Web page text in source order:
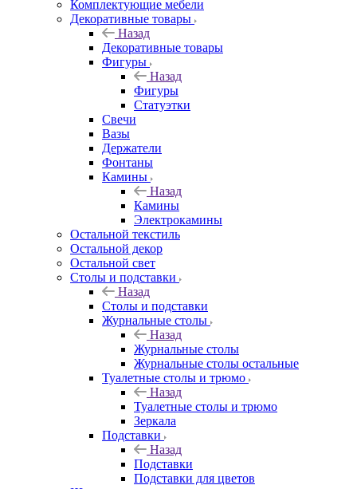
Комплектующие мебели
Декоративные товары
Назад
Декоративные товары
Фигуры
Назад
Фигуры
Статуэтки
Свечи
Вазы
Держатели
Фонтаны
Камины
Назад
Камины
Электрокамины
Остальной текстиль
Остальной декор
Остальной свет
Столы и подставки
Назад
Столы и подставки
Журнальные столы
Назад
Журнальные столы
Журнальные столы остальные
Туалетные столы и трюмо
Назад
Туалетные столы и трюмо
Зеркала
Подставки
Назад
Подставки
Подставки для цветов